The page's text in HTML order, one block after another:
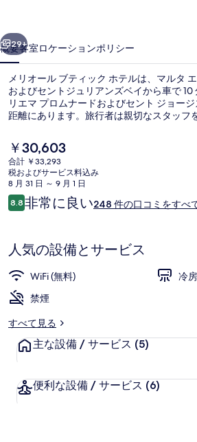
ィ
ッ
ク
ホ
ル
の
写
ギ
ャ
ラ
リ
ー
次へ
29+
概要客室ロケーションポリシー
メリオール ブティック ホテルは、マルタ
およびセントジュリアンズベイから車で 10
リエマ プロムナードおよびセント ジョー
距離にあります。旅行者は親切なスタッフ
現
在
の
料
金
は
す
￥30,603
合計 ￥33,293
税およびサービス料込み
8 月 31 日 ～ 9 月 1 日
口
コ
8.810段階中8.8
非常に良い248 件の口コミをすべ
人気の設備とサービス
WiFi (無料)
冷房
禁煙
すべて見る
主な設備 / サービス (5)
便利な設備 / サービス (6)